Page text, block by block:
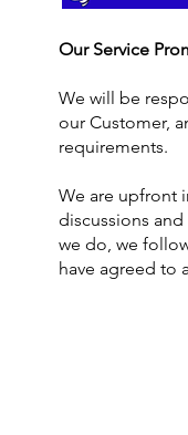
Our Service
We will be
our Customer,
requirements.
We are upfront
discussions and
we do, we
have agreed to